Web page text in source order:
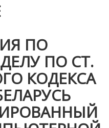
ПО
ПО СТ.
КОДЕКСА